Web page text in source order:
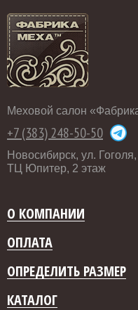
Меховой салон
+7 (383) 248-50-50
Новосибирск, ул.
ТЦ Юпитер, 2 этаж
О КОМПАНИИ
ОПЛАТА
ОПРЕДЕЛИТЬ РАЗМЕР
КАТАЛОГ